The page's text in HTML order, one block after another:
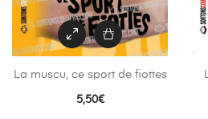
La muscu, ce sport de fiottes
5,50€